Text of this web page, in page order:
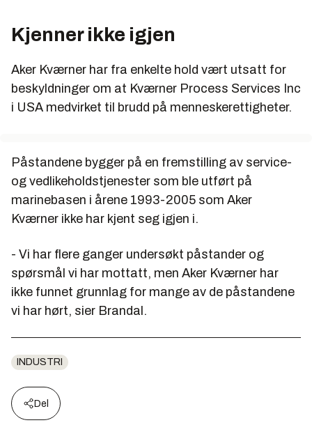
Kjenner ikke igjen
Aker Kværner har fra enkelte hold vært utsatt for
beskyldninger om at Kværner Process Services Inc
i USA medvirket til brudd på menneskerettigheter.
Påstandene bygger på en fremstilling av service-
og vedlikeholdstjenester som ble utført på
marinebasen i årene 1993-2005 som Aker
Kværner ikke har kjent seg igjen i.
- Vi har flere ganger undersøkt påstander og
spørsmål vi har mottatt, men Aker Kværner har
ikke funnet grunnlag for mange av de påstandene
vi har hørt, sier Brandal.
INDUSTRI
Del